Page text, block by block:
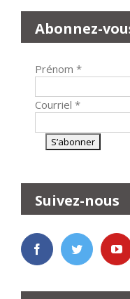
Abonnez-
Prénom *
Courriel *
Suivez-nous